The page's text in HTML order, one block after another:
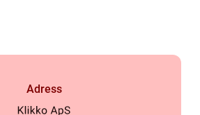
Adress